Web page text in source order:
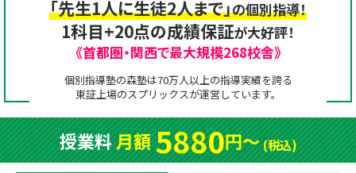
森塾の想い
成績アップをかなえる！森塾メソッド
森塾の授業料について
子と親のお悩み別！なぜ？どうして？森塾！
入塾について トップ
塾の選び方
入塾までの流れ
無料体験授業について
よくあるご質問
お電話はこちら
0120-602-607
「先生1人に生徒2人まで」の個別指導！
1科目+20点の成績保証が大好評！
《首都圏・関西で最大規模268校舎》
個別指導塾の森塾は70万人以上の指導実績を誇る
東証上場のスプリックスが運営しています。
授業料月額5880円〜(税込)